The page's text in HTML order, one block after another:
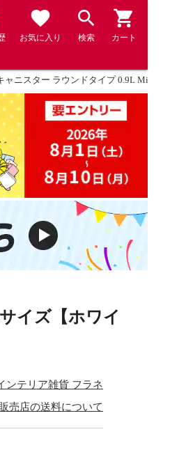
お気に入り 検索 カート
ャニスター ラウンドタイプ 0.9L
イズ【ホワイ
ンテリア雑貨 フラネ
売店の送料について